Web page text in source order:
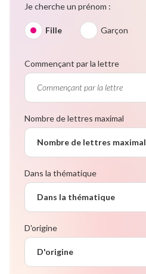
Je cherche un prénom :
Fille Garçon
Commençant par la lettre
Nombre de lettres maximal
Nombre de lettres maximal
Dans la thématique
Dans la thématique
D'origine
D'origine